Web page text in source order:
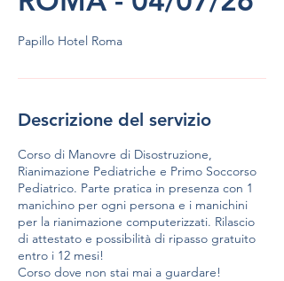
Papillo Hotel Roma
Descrizione del servizio
Corso di Manovre di Disostruzione,
Rianimazione Pediatriche e Primo Soccorso
Pediatrico. Parte pratica in presenza con 1
manichino per ogni persona e i manichini
per la rianimazione computerizzati. Rilascio
di attestato e possibilità di ripasso gratuito
entro i 12 mesi!
Corso dove non stai mai a guardare!